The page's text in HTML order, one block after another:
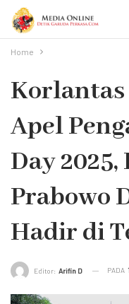
Home
Apel
Day
Prabowo
Hadir di
Editor: Arifin D PADA